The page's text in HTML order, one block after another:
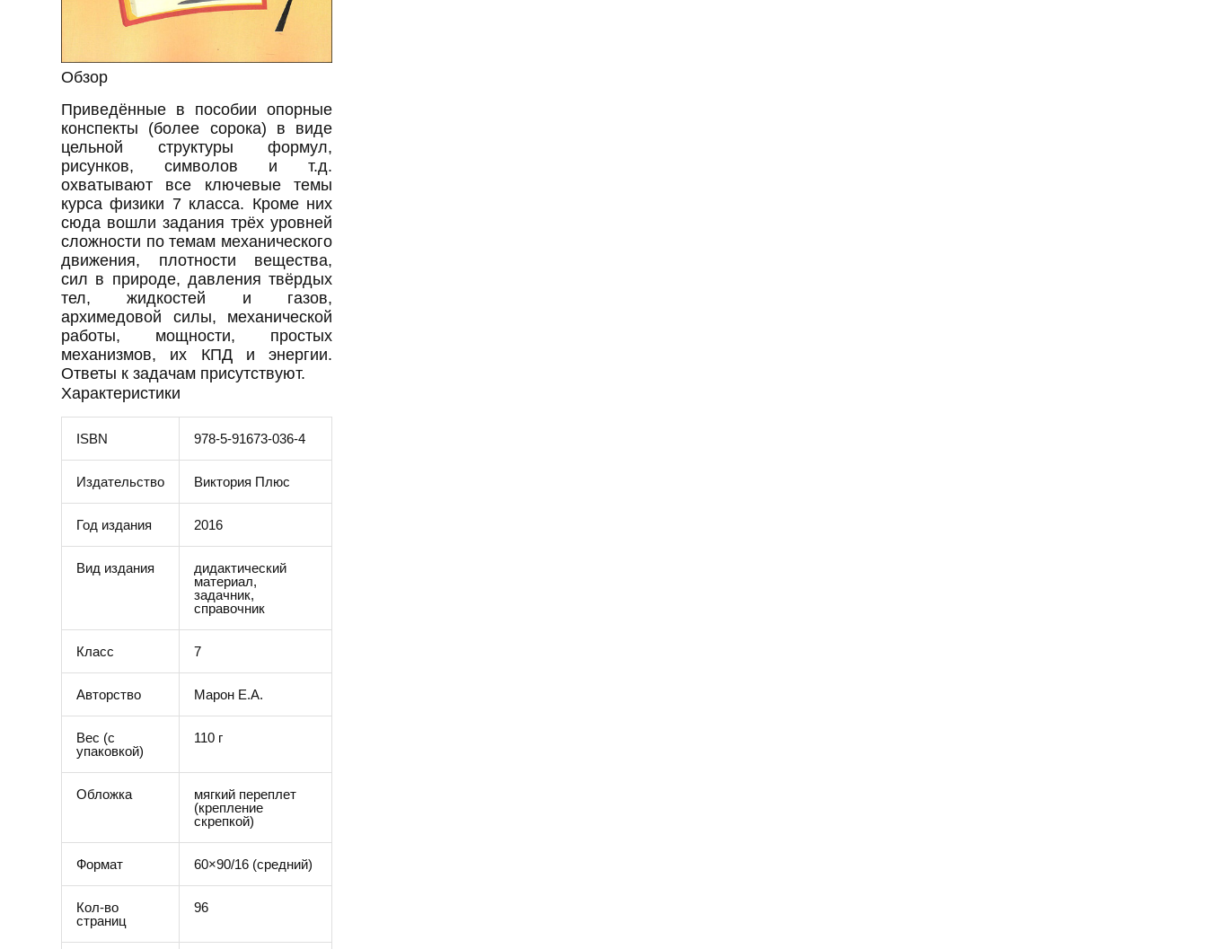
Обзор
Приведённые в пособии опорные
конспекты (более сорока) в виде
цельной структуры формул,
рисунков, символов и т.д.
охватывают все ключевые темы
курса физики 7 класса. Кроме них
сюда вошли задания трёх уровней
сложности по темам механического
движения, плотности вещества,
сил в природе, давления твёрдых
тел, жидкостей и газов,
архимедовой силы, механической
работы, мощности, простых
механизмов, их КПД и энергии.
Ответы к задачам присутствуют.
Характеристики
ISBN 978-5-91673-036-4
Издательство Виктория Плюс
Год издания 2016
Вид издания
дидактический
материал,
задачник,
справочник
Класс 7
Авторство Марон Е.А.
Вес (c
упаковкой)
110 г
Обложка
мягкий переплет
(крепление
скрепкой)
Формат 60×90/16 (средний)
Кол-во
страниц
96